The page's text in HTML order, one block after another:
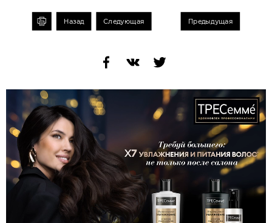
Назад Следующая Предыдущая